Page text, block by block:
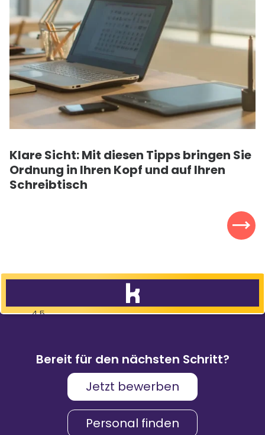
Klare Sicht: Mit diesen Tipps bringen Sie
Ordnung in Ihren Kopf und auf Ihren
Schreibtisch
Vertrauen Sie den Besten!
Weiterempfehlungen
Karriere & Gehalt
4,2
Unternehmenskultur
4,3
Bereit für den nächsten Schritt?
Jetzt bewerben
Personal finden